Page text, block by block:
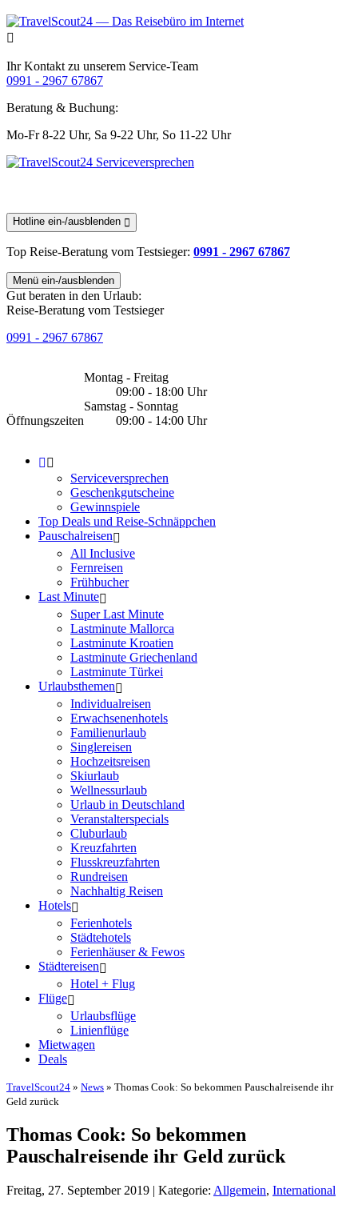
Ihr Kontakt zu unserem Service-Team
0991 - 2967 67867
Beratung & Buchung:
Mo-Fr 8-22 Uhr, Sa 9-22 Uhr, So 11-22 Uhr
Hotline ein-/ausblenden
Top Reise-Beratung vom Testsieger: 0991 - 2967 67867
Menü ein-/ausblenden
Gut beraten in den Urlaub:
Reise-Beratung vom Testsieger
0991 - 2967 67867
Öffnungszeiten
Montag - Freitag
09:00 - 18:00 Uhr
Samstag - Sonntag
09:00 - 14:00 Uhr
Serviceversprechen
Geschenkgutscheine
Gewinnspiele
Top Deals und Reise-Schnäppchen
Pauschalreisen
All Inclusive
Fernreisen
Frühbucher
Last Minute
Super Last Minute
Lastminute Mallorca
Lastminute Kroatien
Lastminute Griechenland
Lastminute Türkei
Urlaubsthemen
Individualreisen
Erwachsenenhotels
Familienurlaub
Singlereisen
Hochzeitsreisen
Skiurlaub
Wellnessurlaub
Urlaub in Deutschland
Veranstalterspecials
Cluburlaub
Kreuzfahrten
Flusskreuzfahrten
Rundreisen
Nachhaltig Reisen
Hotels
Ferienhotels
Städtehotels
Ferienhäuser & Fewos
Städtereisen
Hotel + Flug
Flüge
Urlaubsflüge
Linienflüge
Mietwagen
Deals
TravelScout24 » News » Thomas Cook: So bekommen Pauschalreisende ihr
Geld zurück
Thomas Cook: So bekommen
Pauschalreisende ihr Geld zurück
Freitag, 27. September 2019 | Kategorie: Allgemein, International